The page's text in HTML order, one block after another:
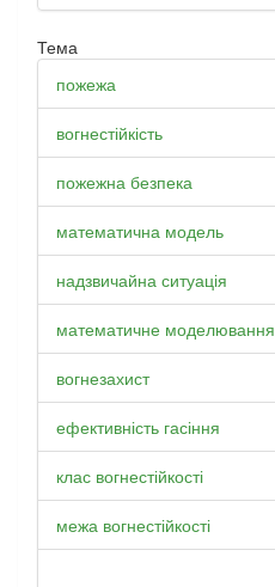
Тема
пожежа
вогнестійкість
пожежна безпека
математична модель
надзвичайна ситуація
математичне моделювання
вогнезахист
ефективність гасіння
клас вогнестійкості
межа вогнестійкості